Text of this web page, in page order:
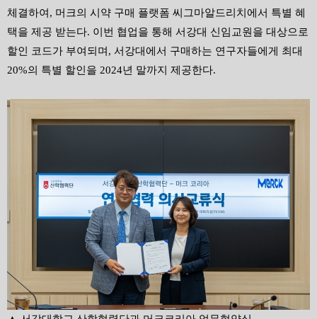
체결하여 , 머크의 시약 구매 플랫폼 씨그마알드리치에서 특별 혜
택을 제공 받는다. 이번 협업을 통해 서강대 신임교원을 대상으로
할인 코드가 부여되며 , 서강대에서 구매하는 연구자들에게 최대
20%의 특별 할인을 2024년 말까지 제공한다.